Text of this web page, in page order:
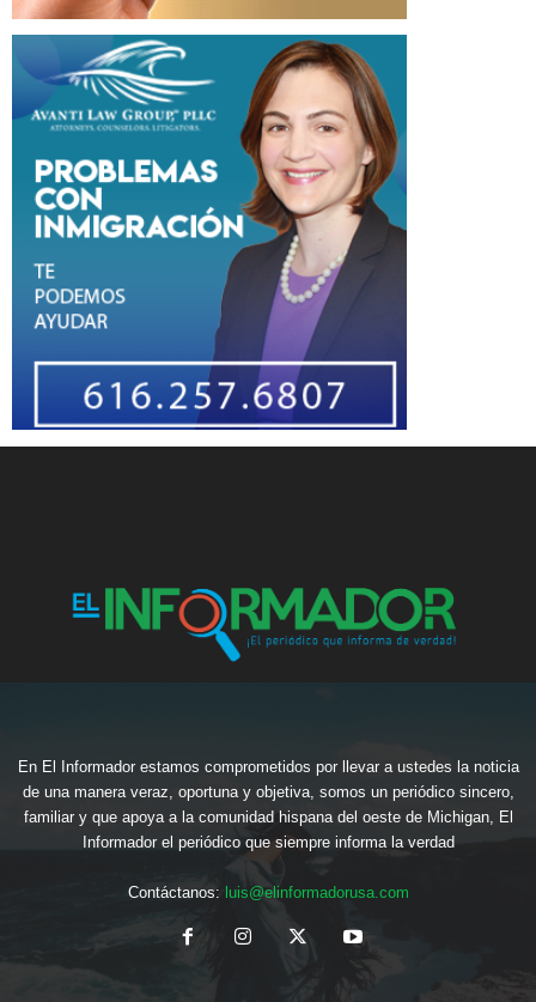
En El Informador estamos comprometidos por llevar a ustedes la noticia
de una manera veraz, oportuna y objetiva, somos un periódico sincero,
familiar y que apoya a la comunidad hispana del oeste de Michigan, El
Informador el periódico que siempre informa la verdad
Contáctanos: luis@elinformadorusa.com